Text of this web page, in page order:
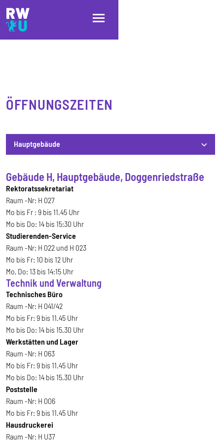
Direkt zum Inhalt
Direkt zur Hauptnavigation
Direkt zum Fußbereich
ÖFFNUNGSZEITEN
Hauptgebäude
Hauptgebäude
Gebäude H, Hauptgebäude, Doggenriedstraße
Rektoratssekretariat
Raum -Nr: H 027
Mo bis Fr : 9 bis 11.45 Uhr
Mo bis Do: 14 bis 15:30 Uhr
Studierenden-Service
Raum -Nr: H 022 und H 023
Mo bis Fr: 10 bis 12 Uhr
Mo, Do: 13 bis 14:15 Uhr
Technik und Verwaltung
Technisches Büro
Raum -Nr: H 041/42
Mo bis Fr: 9 bis 11.45 Uhr
Mo bis Do: 14 bis 15.30 Uhr
Werkstätten und Lager
Raum -Nr: H 063
Mo bis Fr: 9 bis 11.45 Uhr
Mo bis Do: 14 bis 15.30 Uhr
Poststelle
Raum -Nr: H 006
Mo bis Fr: 9 bis 11.45 Uhr
Hausdruckerei
Raum -Nr: H U37